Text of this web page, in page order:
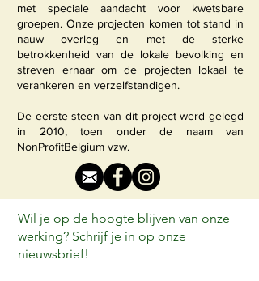
met speciale aandacht voor kwetsbare
groepen. Onze projecten komen tot stand in
nauw overleg en met de sterke
betrokkenheid van de lokale bevolking en
streven ernaar om de projecten lokaal te
verankeren en verzelfstandigen.
De eerste steen van dit project werd gelegd
in 2010, toen onder de naam van
NonProfitBelgium vzw.
Wil je op de hoogte blijven van onze
werking? Schrijf je in op onze
nieuwsbrief!